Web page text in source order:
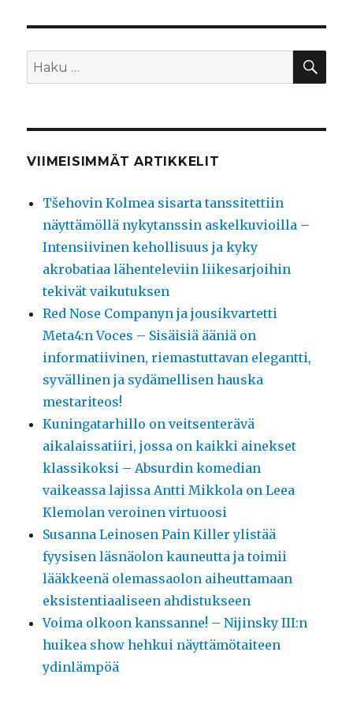
Etsi:
VIIMEISIMMÄT ARTIKKELIT
Tšehovin Kolmea sisarta tanssitettiin
näyttämöllä nykytanssin askelkuvioilla –
Intensiivinen kehollisuus ja kyky
akrobatiaa lähenteleviin liikesarjoihin
tekivät vaikutuksen
Red Nose Companyn ja jousikvartetti
Meta4:n Voces – Sisäisiä ääniä on
informatiivinen, riemastuttavan elegantti,
syvällinen ja sydämellisen hauska
mestariteos!
Kuningatarhillo on veitsenterävä
aikalaissatiiri, jossa on kaikki ainekset
klassikoksi – Absurdin komedian
vaikeassa lajissa Antti Mikkola on Leea
Klemolan veroinen virtuoosi
Susanna Leinosen Pain Killer ylistää
fyysisen läsnäolon kauneutta ja toimii
lääkkeenä olemassaolon aiheuttamaan
eksistentiaaliseen ahdistukseen
Voima olkoon kanssanne! – Nijinsky III:n
huikea show hehkui näyttämötaiteen
ydinlämpöä